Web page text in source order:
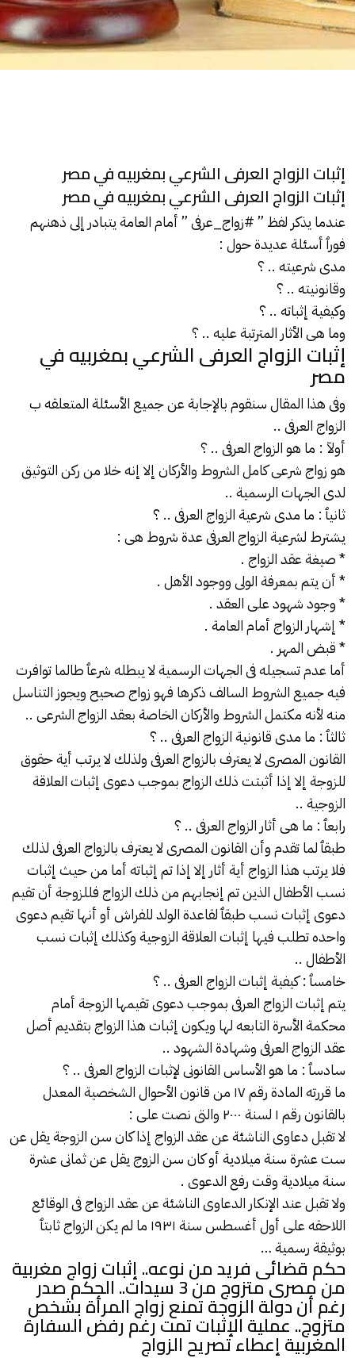
إثبات الزواج العرفى الشرعي بمغربيه في مصر
إثبات الزواج العرفى الشرعي بمغربيه في مصر
عندما يذكر لفظ ” #زواج_عرفى” أمام العامة يتبادر إلى ذهنهم
فورٱ أسئلة عديدة حول :
مدى شرعيته .. ؟
وقانونيته .. ؟
وكيفية إثباته .. ؟
وما هى الأثار المترتبة عليه .. ؟
إثبات الزواج العرفى الشرعي بمغربيه في
مصر
وفى هذا المقال سنقوم بالإجابة عن جميع الأسئلة المتعلقه ب
الزواج العرفى ..
أولآ : ما هو الزواج العرفى .. ؟
هو زواج شرعى كامل الشروط والأركان إلا إنه خلا من ركن التوثيق
لدى الجهات الرسمية ..
ثانيٱ : ما مدى شرعية الزواج العرفى .. ؟
يشترط لشرعية الزواج العرفى عدة شروط هى :
* صيغة عقد الزواج .
* أن يتم بمعرفة الولى ووجود الأهل .
* وجود شهود على العقد .
* إشهار الزواج أمام العامة .
* قبض المهر .
أما عدم تسجيله فى الجهات الرسمية لا يبطله شرعٱ طالما توافرت
فيه جميع الشروط السالف ذكرها فهو زواج صحيح ويجوز التناسل
منه لأنه مكتمل الشروط والأركان الخاصة بعقد الزواج الشرعى ..
ثالثٱ : ما مدى قانونية الزواج العرفى .. ؟
القانون المصرى لا يعترف بالزواج العرفى ولذلك لا يرتب أية حقوق
للزوجة إلا إذا أثبتت ذلك الزواج بموجب دعوى إثبات العلاقة
الزوجية ..
رابعٱ : ما هى أثار الزواج العرفى .. ؟
طبقٱ لما تقدم وأن القانون المصرى لا يعترف بالزواج العرفى لذلك
فلا يرتب هذا الزواج أية أثار إلا إذا تم إثباته أما من حيث إثبات
نسب الأطفال الذين تم إنجابهم من ذلك الزواج فللزوجة أن تقيم
دعوى إثبات نسب طبقٱ لقاعدة الولد للفراش أو أنها تقيم دعوى
واحده تطلب فيها إثبات العلاقة الزوجية وكذلك إثبات نسب
الأطفال ..
خامسٱ : كيفية إثبات الزواج العرفى .. ؟
يتم إثبات الزواج العرفى بموجب دعوى تقيمها الزوجة أمام
محكمة الأسرة التابعه لها ويكون إثبات هذا الزواج بتقديم أصل
عقد الزواج العرفى وشهادة الشهود ..
سادسٱ : ما هو الأساس القانونى لإثبات الزواج العرفى .. ؟
ما قررته المادة رقم ١٧ من قانون الأحوال الشخصية المعدل
بالقانون رقم ١ لسنة ٢٠٠٠ والتى نصت على :
لا تقبل دعاوى الناشئة عن عقد الزواج إذا كان سن الزوجة يقل عن
ست عشرة سنة ميلادية أو كان سن الزوج يقل عن ثمانى عشرة
سنة ميلادية وقت رفع الدعوى .
ولا تقبل عند الإنكار الدعاوى الناشئة عن عقد الزواج فى الوقائع
اللاحقه على أول أغسطس سنة ١٩٣١ ما لم يكن الزواج ثابتٱ
بوثيقة رسمية …
حكم قضائى فريد من نوعه.. إثبات زواج مغربية
من مصرى متزوج من 3 سيدات.. الحكم صدر
رغم أن دولة الزوجة تمنع زواج المرأة بشخص
متزوج.. عملية الإثبات تمت رغم رفض السفارة
المغربية إعطاء تصريح الزواج